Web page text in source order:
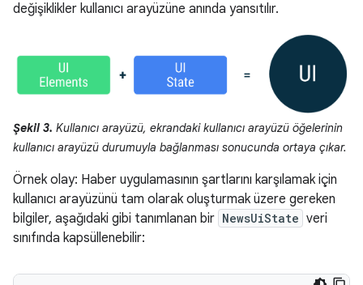
değişiklikler kullanıcı arayüzüne anında yansıtılır.
Şekil 3. Kullanıcı arayüzü, ekrandaki kullanıcı arayüzü öğelerinin
kullanıcı arayüzü durumuyla bağlanması sonucunda ortaya çıkar.
Örnek olay: Haber uygulamasının şartlarını karşılamak için
kullanıcı arayüzünü tam olarak oluşturmak üzere gereken
bilgiler, aşağıdaki gibi tanımlanan bir NewsUiState veri
sınıfında kapsüllenebilir: